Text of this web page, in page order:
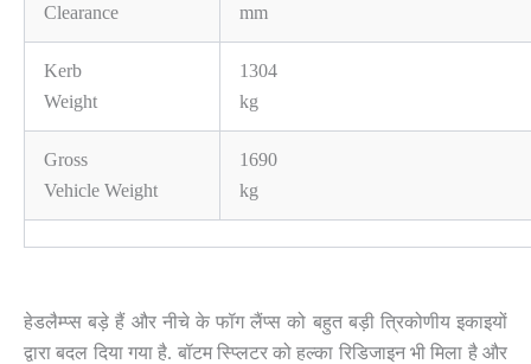
Clearance
mm
Kerb
Weight
1304
kg
Gross
Vehicle Weight
1690
kg
हेडलैम्प्स बड़े हैं और नीचे के फॉग लैंप्स को बहुत बड़ी त्रिकोणीय इकाइयों
द्वारा बदल दिया गया है. बॉटम स्प्लिटर को हल्का रिडिजाइन भी मिला है और